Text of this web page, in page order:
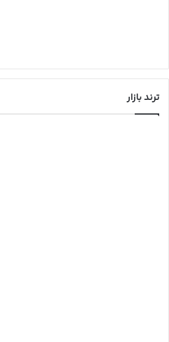
ترند بازار